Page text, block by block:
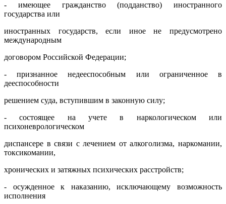
- имеющее гражданство (подданство) иностранного
государства или
иностранных государств, если иное не предусмотрено
международным
договором Российской Федерации;
- признанное недееспособным или ограниченное в
дееспособности
решением суда, вступившим в законную силу;
- состоящее на учете в наркологическом или
психоневрологическом
диспансере в связи с лечением от алкоголизма, наркомании,
токсикомании,
хронических и затяжных психических расстройств;
- осужденное к наказанию, исключающему возможность
исполнения